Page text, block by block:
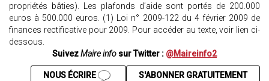
propriétés bâties). Les plafonds d’aide sont portés de 200.000
euros à 500.000 euros. (1) Loi n° 2009-122 du 4 février 2009 de
finances rectificative pour 2009. Pour accéder au texte, voir lien ci-
dessous.
SuivezMaire info sur Twitter : @Maireinfo2
S'ABONNER GRATUITEMENT
NOUS ÉCRIRE